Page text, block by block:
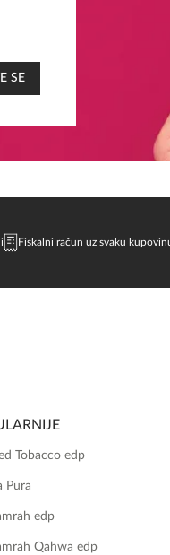
SE
Fiskalni račun uz svaku
Tobacco edp
Pura
edp
Qahwa edp